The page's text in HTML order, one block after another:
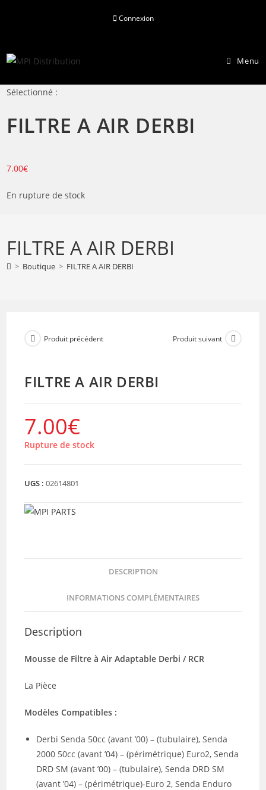
Connexion
Menu
Sélectionné :
FILTRE A AIR DERBI
7.00€
En rupture de stock
FILTRE A AIR DERBI
> Boutique > FILTRE A AIR DERBI
Produit précédent Produit suivant
FILTRE A AIR DERBI
7.00€
Rupture de stock
UGS :02614801
DESCRIPTION
INFORMATIONS COMPLÉMENTAIRES
Description
Mousse de Filtre à Air Adaptable Derbi / RCR
La Pièce
Modèles Compatibles :
Derbi Senda 50cc (avant ’00) – (tubulaire), Senda
2000 50cc (avant ’04) – (périmétrique) Euro2, Senda
DRD SM (avant ’00) – (tubulaire), Senda DRD SM
(avant ’04) – (périmétrique)-Euro 2, Senda Enduro